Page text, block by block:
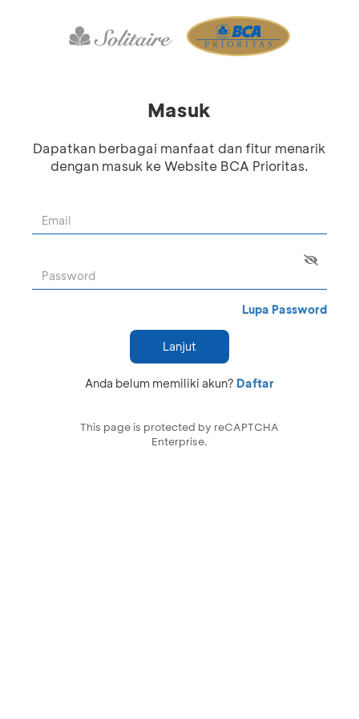
Masuk
Dapatkan berbagai manfaat dan fitur menarik
dengan masuk ke Website BCA Prioritas.
Lupa Password
Lanjut
Anda belum memiliki akun? Daftar
This page is protected by reCAPTCHA
Enterprise.